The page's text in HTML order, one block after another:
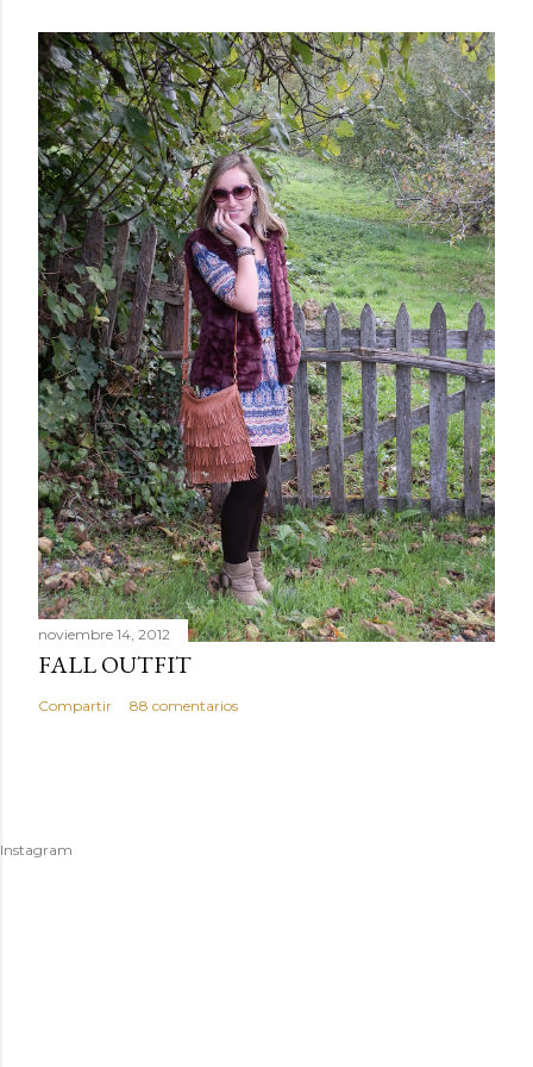
noviembre 14, 2012
FALL OUTFIT
Compartir 88 comentarios
Instagram